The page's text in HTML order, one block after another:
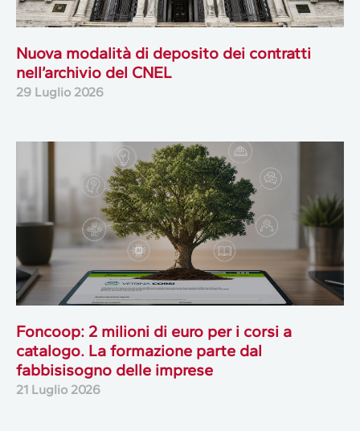
Nuova modalità di deposito dei contratti
nell’archivio del CNEL
29 Luglio 2026
Foncoop: 2 milioni di euro per i corsi a
catalogo. La formazione parte dal
fabbisisogno delle imprese
21 Luglio 2026